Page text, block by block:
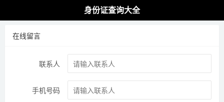
身份证查询大全
在线留言
联系人
手机号码